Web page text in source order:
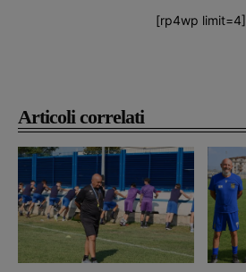
Articoli correlati
[rp4wp limit=4]